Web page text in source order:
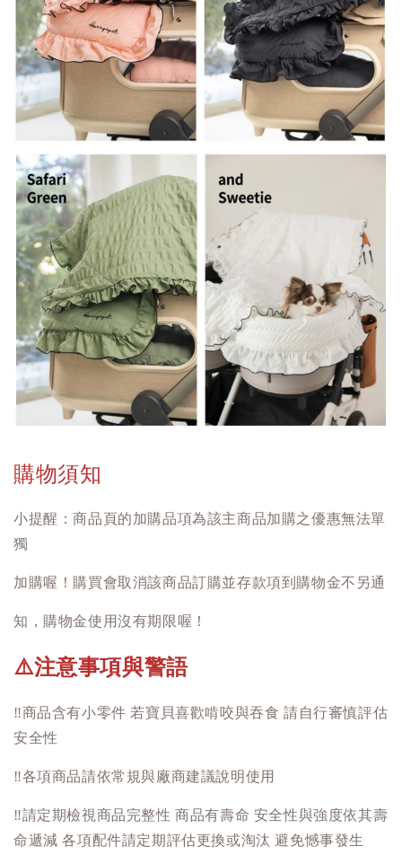
購物須知
小提醒：商品頁的加購品項為該主商品加購之優惠無法單
獨
加購喔！購買會取消該商品訂購並存款項到購物金不另通
知，購物金使用沒有期限喔！
⚠️注意事項與警語
‼️商品含有小零件 若寶貝喜歡啃咬與吞食 請自行審慎評估
安全性
‼️各項商品請依常規與廠商建議說明使用
‼️請定期檢視商品完整性 商品有壽命 安全性與強度依其壽
命遞減 各項配件請定期評估更換或淘汰 避免憾事發生